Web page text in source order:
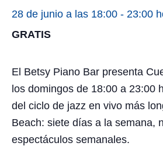
28 de junio a las 18:00 - 23:00
GRATIS
El Betsy Piano Bar presenta
los domingos de 18:00 a 23:00
del ciclo de jazz en vivo más
Beach: siete días a la semana,
espectáculos semanales.